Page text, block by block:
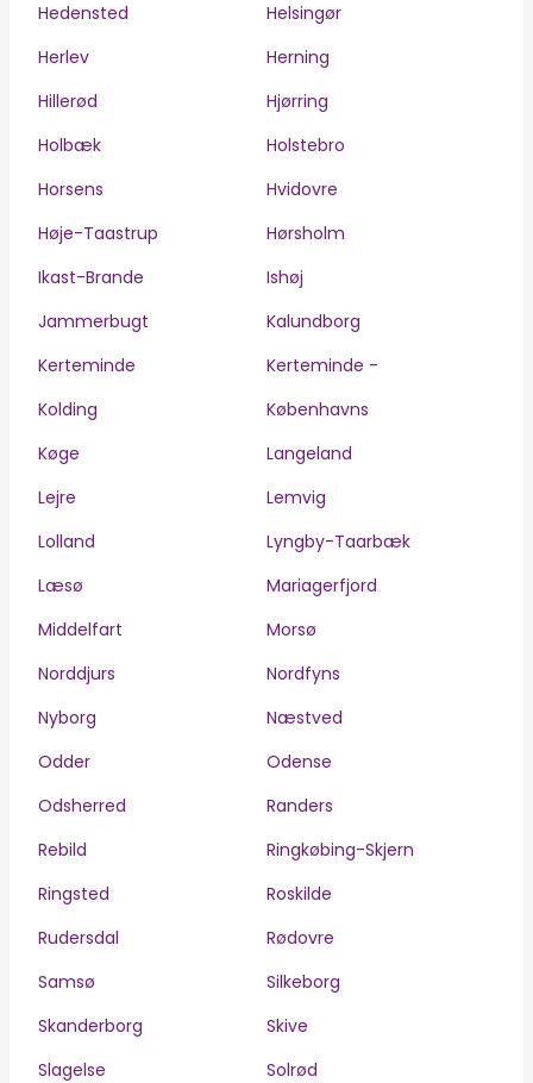
Hedensted
Helsingør
Herlev
Herning
Hillerød
Hjørring
Holbæk
Holstebro
Horsens
Hvidovre
Høje-Taastrup
Hørsholm
Ikast-Brande
Ishøj
Jammerbugt
Kalundborg
Kerteminde
Kerteminde -
Kolding
Københavns
Køge
Langeland
Lejre
Lemvig
Lolland
Lyngby-Taarbæk
Læsø
Mariagerfjord
Middelfart
Morsø
Norddjurs
Nordfyns
Nyborg
Næstved
Odder
Odense
Odsherred
Randers
Rebild
Ringkøbing-Skjern
Ringsted
Roskilde
Rudersdal
Rødovre
Samsø
Silkeborg
Skanderborg
Skive
Slagelse
Solrød